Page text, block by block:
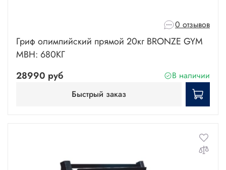
0 отзывов
Гриф олимпийский прямой 20кг BRONZE GYM
МВН: 680КГ
28990 руб
В наличии
Быстрый заказ